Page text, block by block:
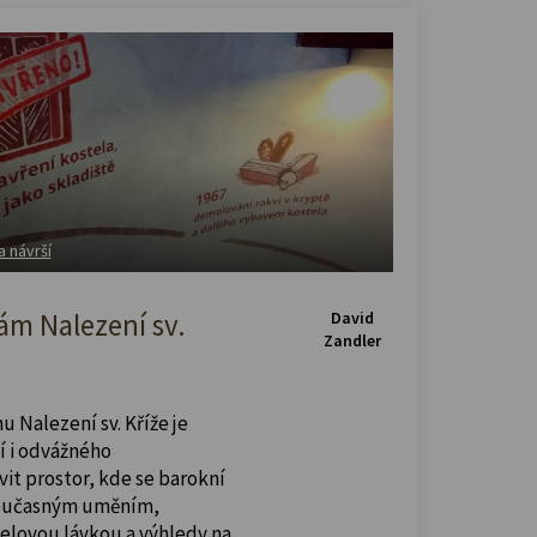
návrší
Nalezení sv.
Nalezení sv. Kříže je
odvážného
prostor, kde se barokní
uměním,
David
Zandler